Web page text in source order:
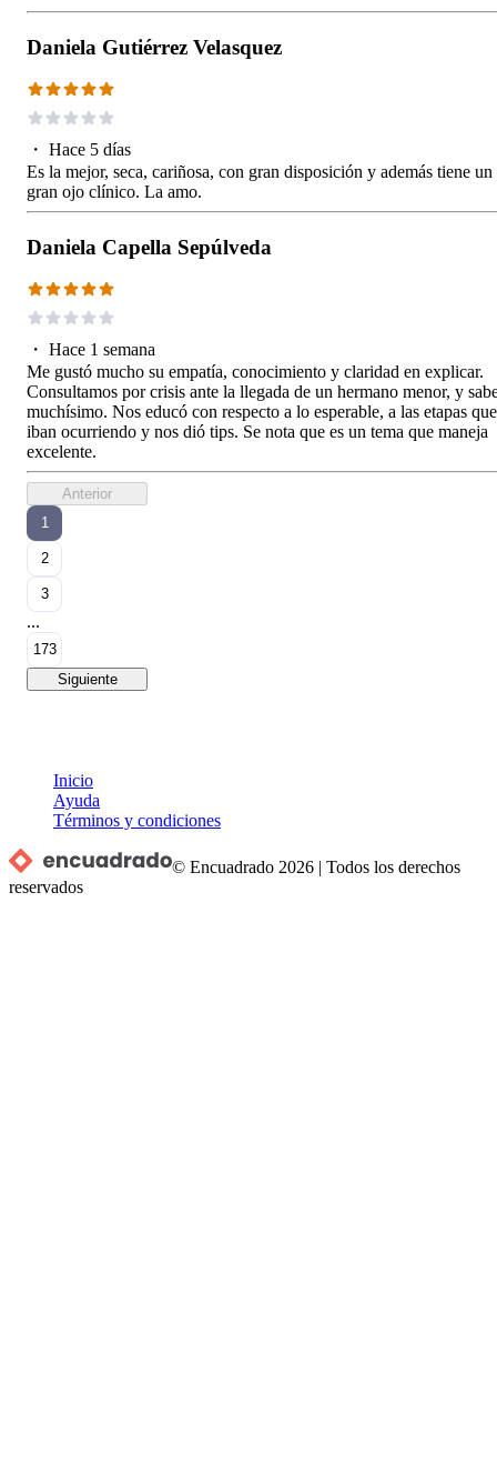
Daniela Gutiérrez Velasquez
・ Hace 5 días
Es la mejor, seca, cariñosa, con gran disposición y además tiene un
gran ojo clínico. La amo.
Daniela Capella Sepúlveda
・ Hace 1 semana
Me gustó mucho su empatía, conocimiento y claridad en explicar.
Consultamos por crisis ante la llegada de un hermano menor, y
muchísimo. Nos educó con respecto a lo esperable, a las etapas que
iban ocurriendo y nos dió tips. Se nota que es un tema que maneja
excelente.
Anterior
1
2
3
...
173
Siguiente
Inicio
Ayuda
Términos y condiciones
© Encuadrado 2026 |Todos los derechos
reservados